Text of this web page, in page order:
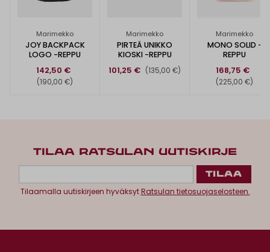
Marimekko
JOY BACKPACK
LOGO -REPPU
142,50 €
(190,00 €)
Marimekko
PIRTEÄ UNIKKO
KIOSKI -REPPU
101,25 € (135,00 €)
Marimekko
MONO SOLID -
REPPU
168,75 €
(225,00 €)
TILAA RATSULAN UUTISKIRJE
Tilaamalla uutiskirjeen hyväksytRatsulan tietosuojaselosteen.